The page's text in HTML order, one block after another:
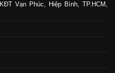
Vạn Phúc, Hiệp Bình, TP.HCM,